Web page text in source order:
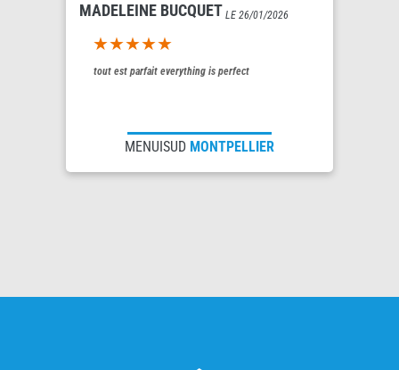
MADELEINE BUCQUET LE 26/01/2026
5out of 5
tout est parfait everything is perfect
MENUISUD MONTPELLIER